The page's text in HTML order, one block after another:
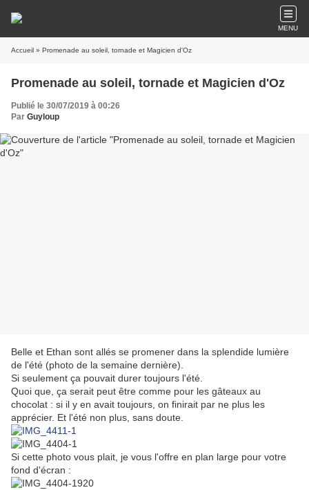
MENU
Accueil » Promenade au soleil, tornade et Magicien d'Oz
Promenade au soleil, tornade et Magicien d'Oz
Publié le 30/07/2019 à 00:26
Par Guyloup
Belle et Ethan sont allés se promener dans la splendide lumière
de l'été (photo de la semaine dernière).
Si seulement ça pouvait durer toujours l'été.
Quoi que, ça serait peut être comme pour les gâteaux au
chocolat : si il y en avait toujours, on finirait par ne plus les
apprécier. Et l'été non plus, sans doute.
Si cette photo vous plait, je vous l'offre en plan large pour votre
fond d'écran :